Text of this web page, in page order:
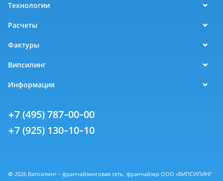
Технологии
Расчеты
Фактуры
Випсилинг
Информация
+7 (495) 787-00-00
+7 (925) 130-10-10
© 2026 Випсилинг - франчайзинговая сеть, франчайзер ООО «ВИПСИЛИНГ